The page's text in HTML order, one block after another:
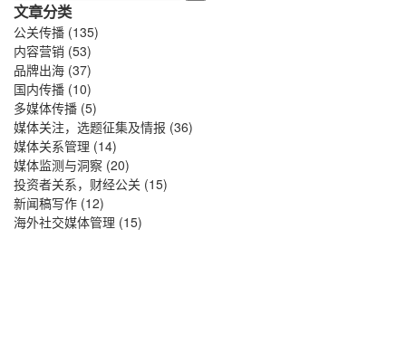
文章分类
公关传播 (135)
内容营销 (53)
品牌出海 (37)
国内传播 (10)
多媒体传播 (5)
媒体关注，选题征集及情报 (36)
媒体关系管理 (14)
媒体监测与洞察 (20)
投资者关系，财经公关 (15)
新闻稿写作 (12)
海外社交媒体管理 (15)